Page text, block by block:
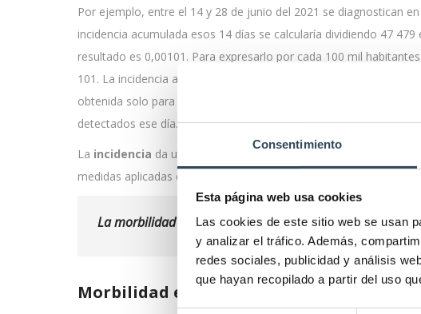
Consentimiento
Esta página web usa cookies
Las cookies de este sitio web se usan
y analizar el tráfico. Además,
redes sociales, publicidad y análisis
que hayan recopilado a partir del uso
Por ejemplo, entre el 14 y 28 de junio del 2021 se diagnostican
incidencia acumulada esos 14 días se calcularía dividiendo 47
resultado es 0,00101. Para expresarlo por cada 100 mil
101. La incidencia acumulada esos 14 días sería de 101 por cada
obtenida solo para un
detectados ese día.
La incidencia da una idea de la evolución de la enfermedad
,
medidas aplicadas están o no dando resultados.
La morbilidad puede causar mortalidad. Son conceptos
Morbilidad específica